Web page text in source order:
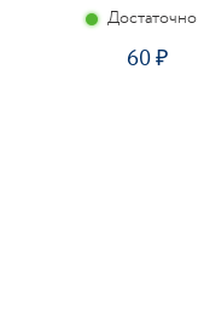
Достаточно
60